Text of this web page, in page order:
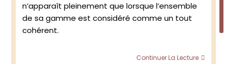
n’apparaît pleinement que lorsque l’ensemble
de sa gamme est considéré comme un tout
cohérent.
Continuer La Lecture